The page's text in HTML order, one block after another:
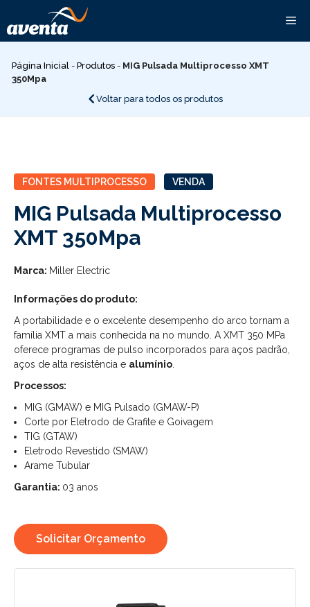
para
o
conteúdo
Página Inicial - Produtos - MIG Pulsada Multiprocesso XMT
350Mpa
Voltar para todos os produtos
FONTES MULTIPROCESSO VENDA
MIG Pulsada Multiprocesso
XMT 350Mpa
Marca: Miller Electric
Informações do produto:
A portabilidade e o excelente desempenho do arco tornam a
família XMT a mais conhecida na no mundo. A XMT 350 MPa
oferece programas de pulso incorporados para aços padrão,
aços de alta resistência e alumínio
Processos:
MIG (GMAW) e MIG Pulsado (GMAW-P)
Corte por Eletrodo de Grafite e Goivagem
TIG (GTAW)
Eletrodo Revestido (SMAW)
Arame Tubular
Garantia: 03 anos
Solicitar Orçamento